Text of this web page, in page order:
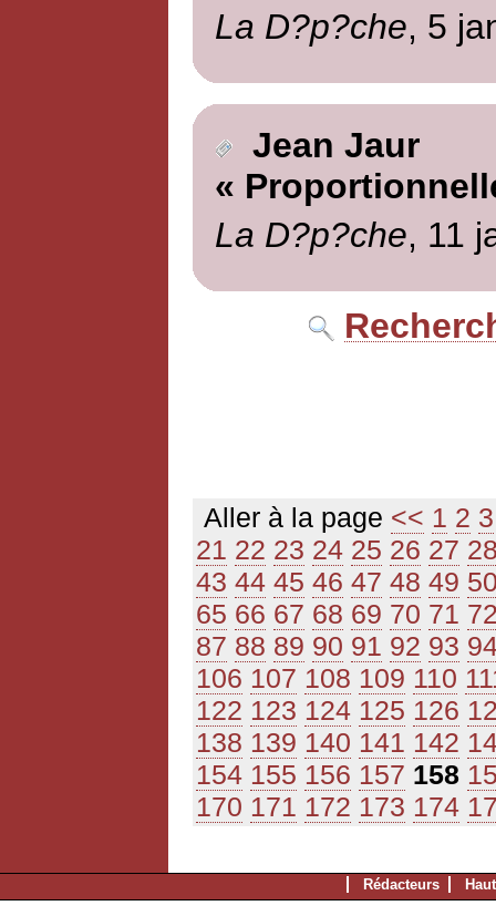
La D?p?che, 5
Jean Jaur
«
La D?p?che, 11
Aller à la page << 1 2 3
21 22 23 24 25 26 27
43 44 45 46 47 48 49
65 66 67 68 69 70 71
87 88 89 90 91 92 93
106 107 108 109 110
122 123 124 125 126
138 139 140 141 142
154 155 156 157 158
170 171 172 173 174
Rédacteurs